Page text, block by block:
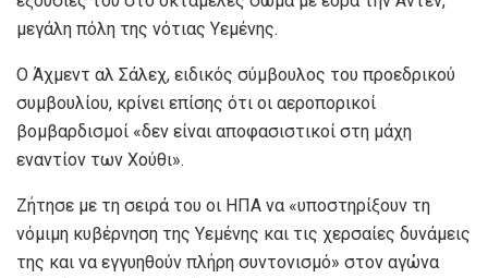
μεγάλη πόλη της νότιας Υεμένης.
Ο Άχμεντ αλ Σάλεχ, ειδικός σύμβουλος του προεδρικού
συμβουλίου, κρίνει επίσης ότι οι αεροπορικοί
βομβαρδισμοί «δεν είναι αποφασιστικοί στη μάχη
εναντίον των Χούθι».
Ζήτησε με τη σειρά του οι ΗΠΑ να «υποστηρίξουν τη
νόμιμη κυβέρνηση της Υεμένης και τις χερσαίες δυνάμεις
της και να εγγυηθούν πλήρη συντονισμό» στον αγώνα